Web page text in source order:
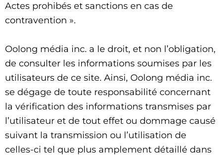
Actes prohibés et sanctions en cas de
contravention ».
Oolong média inc. a le droit, et non l’obligation,
de consulter les informations soumises par les
utilisateurs de ce site. Ainsi, Oolong média inc.
se dégage de toute responsabilité concernant
la vérification des informations transmises par
l’utilisateur et de tout effet ou dommage causé
suivant la transmission ou l’utilisation de
celles-ci tel que plus amplement détaillé dans